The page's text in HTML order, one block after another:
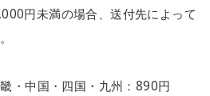
円未満の場合、送付先によって
・中国・四国・九州：890円